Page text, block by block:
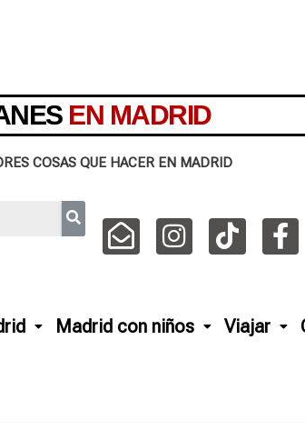
EN MADRID
COSAS QUE HACER EN MADRID
Madrid con niños Viajar